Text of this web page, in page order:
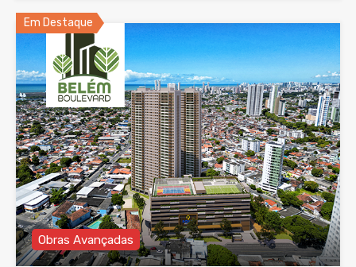
Em Destaque
Obras Avançadas